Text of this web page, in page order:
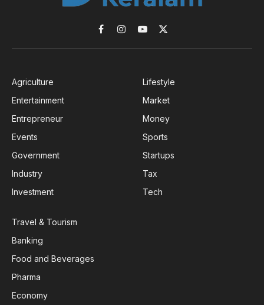
Facebook
InstagramYouTube
X
(Twitter)
Agriculture
Entertainment
Entrepreneur
Events
Government
Industry
Investment
Lifestyle
Market
Money
Sports
Startups
Tax
Tech
Travel & Tourism
Banking
Food and Beverages
Pharma
Economy